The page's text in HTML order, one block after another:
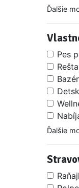
Ďalšie
Pes
Ďalšie